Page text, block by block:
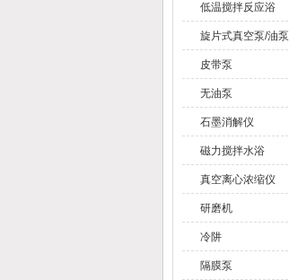
低温搅拌反应浴
旋片式真空泵/油泵
皮带泵
无油泵
石墨消解仪
磁力搅拌水浴
真空离心浓缩仪
研磨机
冷阱
隔膜泵